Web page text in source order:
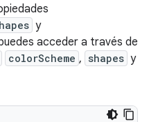
y
acceder a través de
colorScheme , shapes y